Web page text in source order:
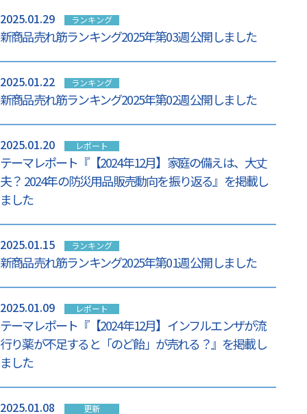
2025.01.29 ランキング
新商品売れ筋ランキング2025年第03週 公開しました
2025.01.22 ランキング
新商品売れ筋ランキング2025年第02週 公開しました
2025.01.20 レポート
テーマレポート『【2024年12月】家庭の備えは、大丈
夫？ 2024年の防災用品販売動向を振り返る』を掲載し
ました
2025.01.15 ランキング
新商品売れ筋ランキング2025年第01週 公開しました
2025.01.09 レポート
テーマレポート『【2024年12月】インフルエンザが流
行り薬が不足すると「のど飴」が売れる？』を掲載し
ました
2025.01.08 更新